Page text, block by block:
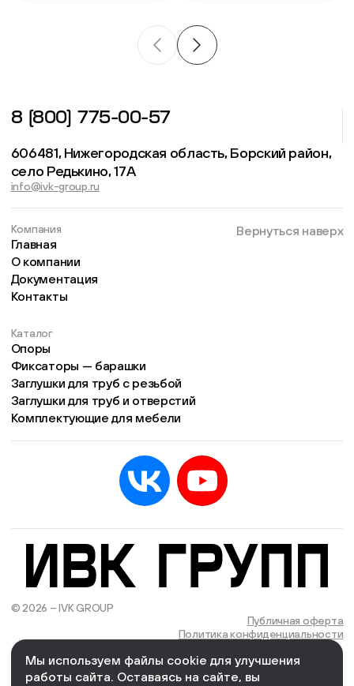
8 (800) 775-00-57
606481, Нижегородская область, Борский район,
село Редькино, 17А
info@ivk-group.ru
Компания
Главная
О компании
Документация
Контакты
Каталог
Опоры
Фиксаторы — барашки
Заглушки для труб с резьбой
Заглушки для труб и отверстий
Комплектующие для мебели
Вернуться наверх
© 2026 – IVK GROUP
Публичная оферта
Политика конфиденциальности
Cоздано и поддерживается в компании We Wizards
Мы используем файлы cookie для улучшения
работы сайта. Оставаясь на сайте, вы
Есть учётная запись? Войти